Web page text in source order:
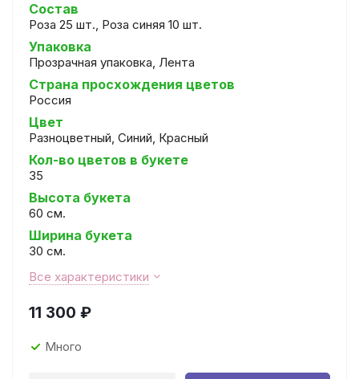
Состав
Роза 25 шт., Роза синяя 10 шт.
Упаковка
Прозрачная упаковка, Лента
Страна просхождения цветов
Россия
Цвет
Разноцветный, Синий, Красный
Кол-во цветов в букете
35
Высота букета
60 см.
Ширина букета
30 см.
Все характеристики
11 300 ₽
Много